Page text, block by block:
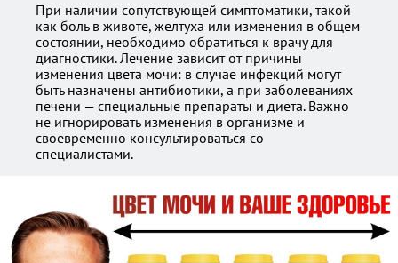
При наличии сопутствующей симптоматики, такой
как боль в животе, желтуха или изменения в общем
состоянии, необходимо обратиться к врачу для
диагностики. Лечение зависит от причины
изменения цвета мочи: в случае инфекций могут
быть назначены антибиотики, а при заболеваниях
печени — специальные препараты и диета. Важно
не игнорировать изменения в организме и
своевременно консультироваться со
специалистами.